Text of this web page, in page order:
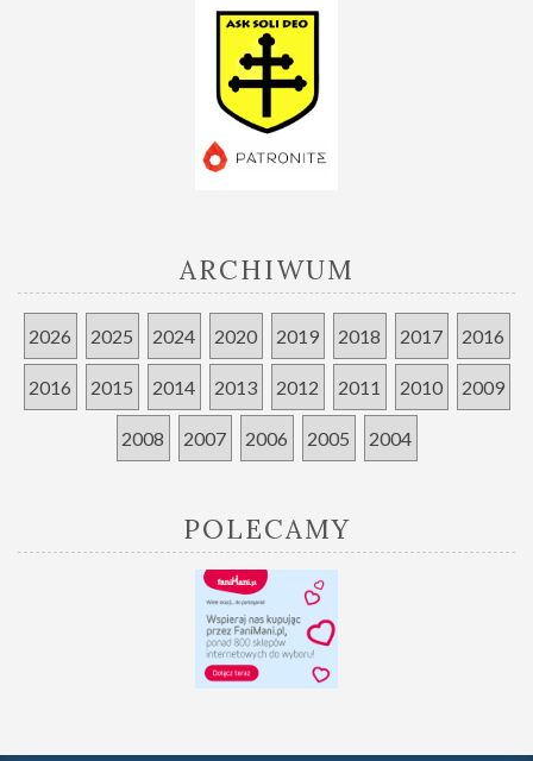
ARCHIWUM
2026 2025 2024 2020 2019 2018 2017 2016
2016 2015 2014 2013 2012 2011 2010 2009
2008 2007 2006 2005 2004
POLECAMY